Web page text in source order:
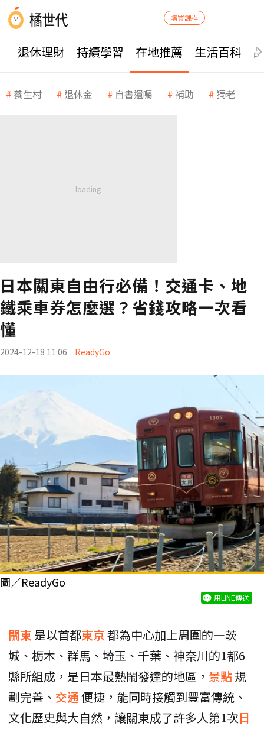
購買課程
退休理財 持續學習 在地推薦 生活百科
養生村 退休金 自書遺囑 補助 獨老
日本關東自由行必備！交通卡、地
鐵乘車券怎麼選？省錢攻略一次看
懂
2024-12-18 11:06 ReadyGo
圖／ReadyGo
用LINE傳送
關東 是以首都東京都為中心加上周圍的—茨
城、栃木、群馬、埼玉、千葉、神奈川的1都6
縣所組成，是日本最熱鬧發達的地區， 景點規
劃完善、 交通便捷，能同時接觸到豐富傳統、
文化歷史與大自然，讓關東成了許多人第1次日